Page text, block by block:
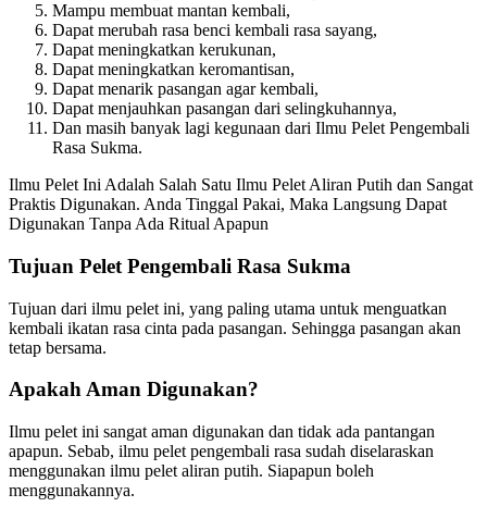
Mampu membuat mantan kembali,
Dapat merubah rasa benci kembali rasa sayang,
Dapat meningkatkan kerukunan,
Dapat meningkatkan keromantisan,
Dapat menarik pasangan agar kembali,
Dapat menjauhkan pasangan dari selingkuhannya,
Dan masih banyak lagi kegunaan dari Ilmu Pelet Pengembali
Rasa Sukma.
Ilmu Pelet Ini Adalah Salah Satu Ilmu Pelet Aliran Putih dan Sangat
Praktis Digunakan. Anda Tinggal Pakai, Maka Langsung Dapat
Digunakan Tanpa Ada Ritual Apapun
Tujuan Pelet Pengembali Rasa Sukma
Tujuan dari ilmu pelet ini, yang paling utama untuk menguatkan
kembali ikatan rasa cinta pada pasangan. Sehingga pasangan akan
tetap bersama.
Apakah Aman Digunakan?
Ilmu pelet ini sangat aman digunakan dan tidak ada pantangan
apapun. Sebab, ilmu pelet pengembali rasa sudah diselaraskan
menggunakan ilmu pelet aliran putih. Siapapun boleh
menggunakannya.